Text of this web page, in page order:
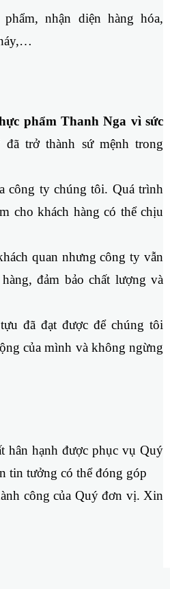
nhận diện hàng hóa,
phẩm Thanh Nga vì sức
đã trở thành sứ mệnh trong
công ty chúng tôi. Quá trình
cho khách hàng có thể chịu
quan nhưng công ty vẫn
đảm bảo chất lượng và
đã đạt được để chúng tôi
của mình và không ngừng
hân hạnh được phục vụ Quý
tin tưởng có thể đóng góp
công của Quý đơn vị. Xin